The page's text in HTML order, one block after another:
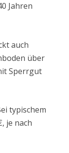
Jahren
auch
über
Sperrgut
typischem
je nach